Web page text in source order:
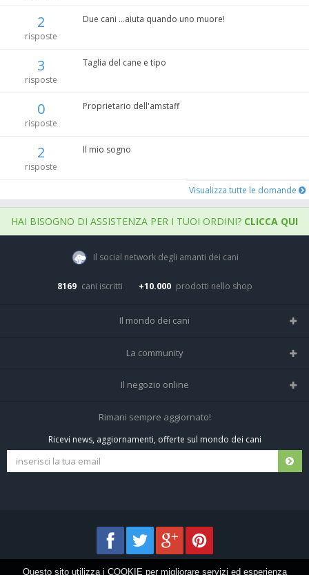
2
risposte
Due cani ...aiuta quando uno muore!
3
risposte
Taglia del cane e tipo
0
risposte
Proprietario dell'amstaff
2
risposte
Il mio sogno
Visualizza tutte le domande
HAI BISOGNO DI ASSISTENZA PER I TUOI ORDINI? CLICCA QUI
Il social network degli amanti dei cani
8169 cani iscritti +10.000 prodotti nello shop
Il mondo dei cani
Tutte le razze
La community
Home
Tutti i cani iscritti
Il negozio online
Negozio per cani
Spedizioni e resi
Rimani sempre aggiornato!
Ricevi news, aggiornamenti, offerte sul mondo dei cani
Questo sito utilizza i COOKIE per migliorare servizi ed esperienza